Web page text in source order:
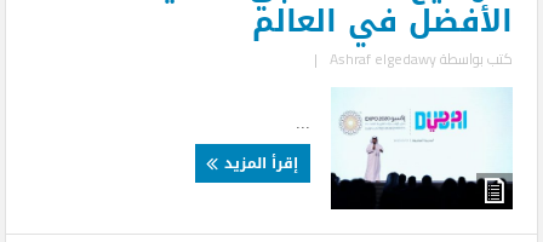
الأفضل في العالم
كتب بواسطةAshraf elgedawy
|
إقرأ المزيد